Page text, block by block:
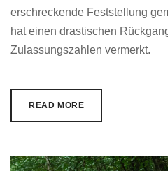
erschreckende Feststellung
hat einen drastischen
Zulassungszahlen vermerkt.
READ MORE